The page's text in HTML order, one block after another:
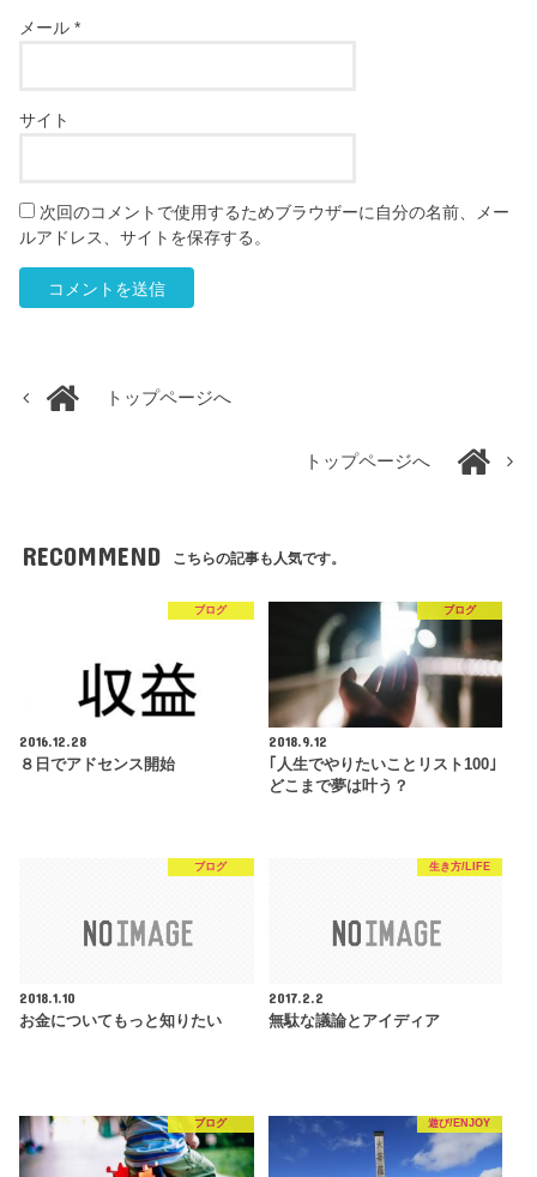
メール*
サイト
次回のコメントで使用するためブラウザーに自分の名前、メー
ルアドレス、サイトを保存する。
トップページへ
トップページへ
RECOMMEND こちらの記事も人気です。
ブログ
2016.12.28
８日でアドセンス開始
ブログ
2018.9.12
｢人生でやりたいことリスト100｣
どこまで夢は叶う？
ブログ
2018.1.10
お金についてもっと知りたい
生き方/LIFE
2017.2.2
無駄な議論とアイディア
ブログ 遊び/ENJOY